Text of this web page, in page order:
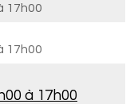
17h00
17h00
à 17h00